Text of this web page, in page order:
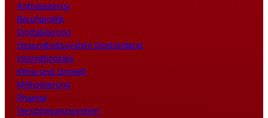
Antirassismus
Berufspolitik
Digitalisierung
Gesundheitssystem Deutschland
Internationales
Klima und Umwelt
Militarisierung
Pharma
Versicherungssystem